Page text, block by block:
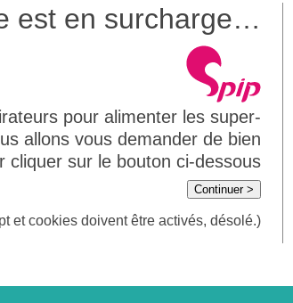
est en surcharge…
pour alimenter les super-
allons vous demander de bien
cliquer sur le bouton ci-dessous
Continuer >
et cookies doivent être activés, désolé.)